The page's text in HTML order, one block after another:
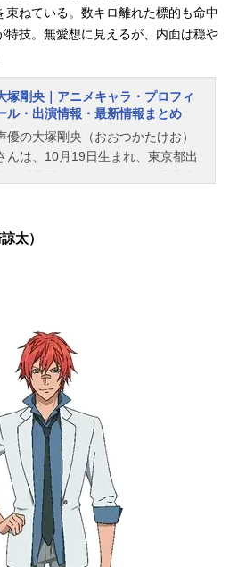
束ねている。数キロ離れた標的も命中
特技。無愛想に見えるが、内面は穏や
塚剛央｜アニメキャラ・プロフィ
ル・出演情報・最新情報まとめ
優の大塚剛央（おおつかたけお）
んは、10月19日生まれ、東京都出
演じています。こちらでは、大塚
太）